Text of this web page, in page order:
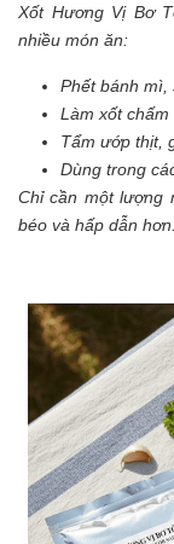
Xốt Hương Vị Bơ
nhiều món ăn:
Phết bánh mì,
Làm xốt chấm
Tẩm ướp thịt,
Dùng trong
Chỉ cần một lượng
béo và hấp dẫn hơn.